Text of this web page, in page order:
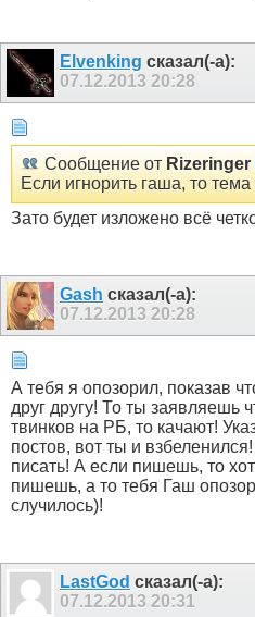
Elvenking сказал(-а):
07.12.2013 20:28
Сообщение от Rizeringer
Если игнорить гаша, то
Зато будет изложено всё
Gash сказал(-а):
07.12.2013 20:28
А тебя я опозорил, показав
друг другу! То ты заявляешь
твинков на РБ, то качают!
постов, вот ты и
писать! А если пишешь, то
пишешь, а то тебя Гаш
случилось)!
LastGod сказал(-а):
07.12.2013 20:31